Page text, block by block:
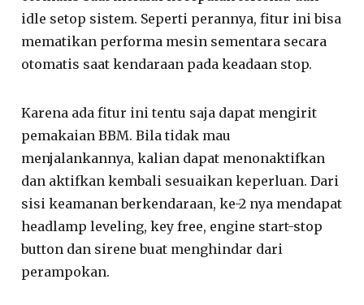
idle setop sistem. Seperti perannya, fitur ini bisa
mematikan performa mesin sementara secara
otomatis saat kendaraan pada keadaan stop.
Karena ada fitur ini tentu saja dapat mengirit
pemakaian BBM. Bila tidak mau
menjalankannya, kalian dapat menonaktifkan
dan aktifkan kembali sesuaikan keperluan. Dari
sisi keamanan berkendaraan, ke-2 nya mendapat
headlamp leveling, key free, engine start-stop
button dan sirene buat menghindar dari
perampokan.